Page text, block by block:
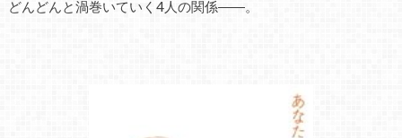
どんどんと渦巻いていく4人の関係――。